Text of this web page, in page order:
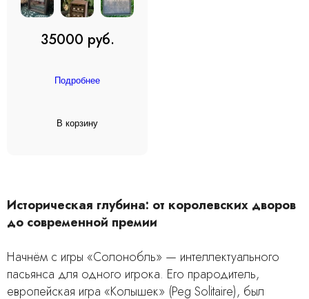
35000 руб.
Подробнее
В корзину
Историческая глубина: от королевских дворов
до современной премии
Начнём с игры «Солонобль» — интеллектуального
пасьянса для одного игрока. Его прародитель,
европейская игра «Колышек» (Peg Solitaire), был